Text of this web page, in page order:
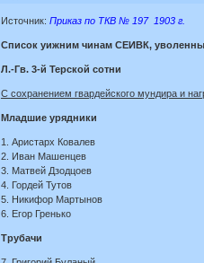
Источник: Приказ по ТКВ № 197 1903 г.
Список yижним чинам СЕИВК,
Л.-Гв. 3-й Терской сотни
С сохранением гвардейского мундира и
Младшие урядники
1. Аристарх Ковалев
2. Иван Машенцев
3. Матвей Дзодцоев
4. Гордей Тутов
5. Никифор Мартынов
6. Егор Гренько
Трубачи